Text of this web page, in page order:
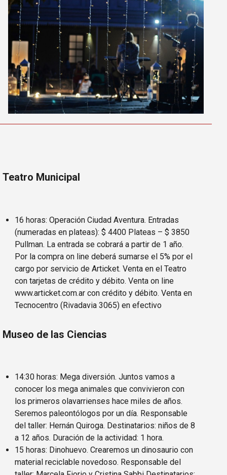
Teatro Municipal
16 horas: Operación Ciudad Aventura. Entradas
(numeradas en plateas): $ 4400 Plateas – $ 3850
Pullman. La entrada se cobrará a partir de 1 año.
Por la compra on line deberá sumarse el 5% por el
cargo por servicio de Articket. Venta en el Teatro
con tarjetas de crédito y débito. Venta on line
www.articket.com.ar con crédito y débito. Venta en
Tecnocentro (Rivadavia 3065) en efectivo
Museo de las Ciencias
14:30 horas: Mega diversión. Juntos vamos a
conocer los mega animales que convivieron con
los primeros olavarrienses hace miles de años.
Seremos paleontólogos por un día. Responsable
del taller: Hernán Quiroga. Destinatarios: niños de 8
a 12 años. Duración de la actividad: 1 hora.
15 horas: Dinohuevo. Crearemos un dinosaurio con
material reciclable novedoso. Responsable del